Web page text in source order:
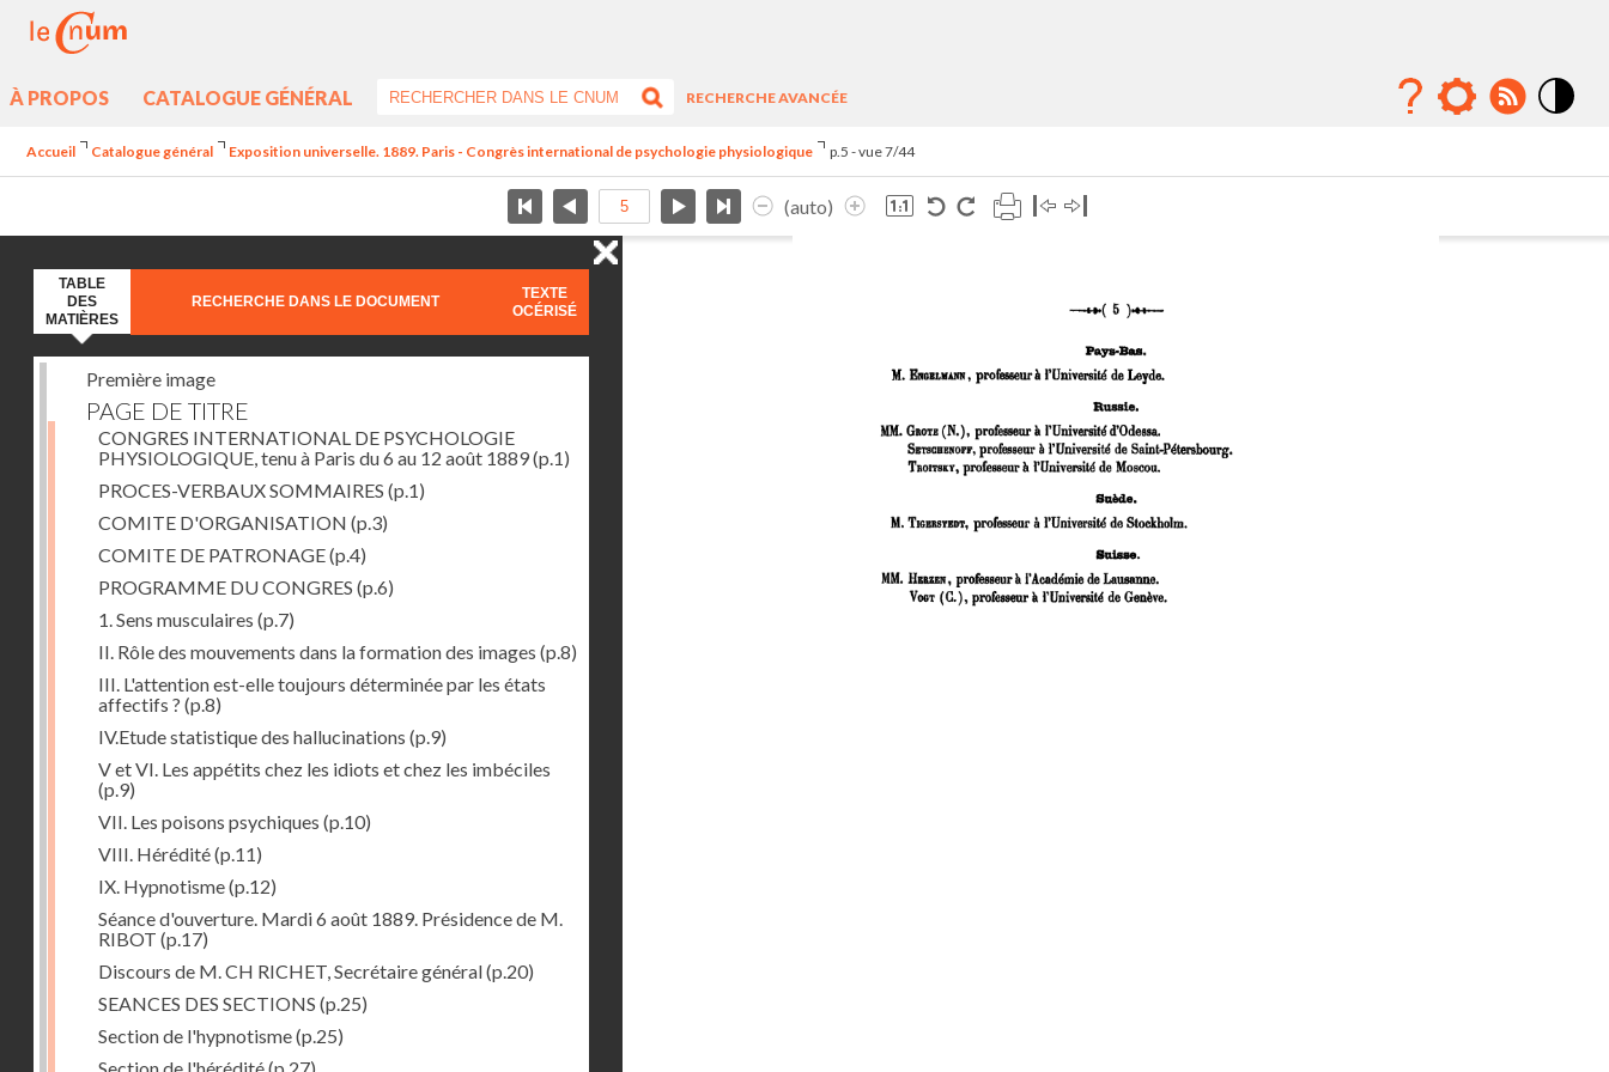
À PROPOS CATALOGUE GÉNÉRAL
RECHERCHE AVANCÉE
Accueil Catalogue général Exposition universelle. 1889. Paris - Congrès international de psychologie physiologique p.5 - vue 7/44
(auto)
TABLE
DES
MATIÈRES
RECHERCHE DANS LE DOCUMENT
TEXTE
OCÉRISÉ
Première image
PAGE DE TITRE
CONGRES INTERNATIONAL DE PSYCHOLOGIE
PHYSIOLOGIQUE, tenu à Paris du 6 au 12 août 1889(p.1)
PROCES-VERBAUX SOMMAIRES (p.1)
COMITE D'ORGANISATION (p.3)
COMITE DE PATRONAGE(p.4)
PROGRAMME DU CONGRES (p.6)
1. Sens musculaires (p.7)
II. Rôle des mouvements dans la formation des images (p.8)
III. L'attention est-elle toujours déterminée par les états
affectifs ? (p.8)
IV.Etude statistique des hallucinations (p.9)
V et VI. Les appétits chez les idiots et chez les imbéciles
(p.9)
VII. Les poisons psychiques (p.10)
VIII. Hérédité(p.11)
IX. Hypnotisme(p.12)
Séance d'ouverture. Mardi 6 août 1889. Présidence de M.
RIBOT (p.17)
Discours de M. CH RICHET, Secrétaire général(p.20)
SEANCES DES SECTIONS (p.25)
Section de l'hypnotisme(p.25)